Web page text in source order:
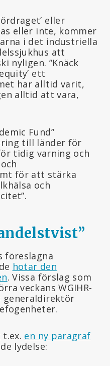
eller
eller inte, kommer
i det industriella
att
nyligen. ”Knäck
ett
har alltid varit,
alltid att vara,
Fund”
till länder för
tidig varning och
för att stärka
och
”
föreslagna
hotar den
. Vissa förslag som
veckans WGIHR-
generaldirektör
t.ex. en ny paragraf
lydelse: